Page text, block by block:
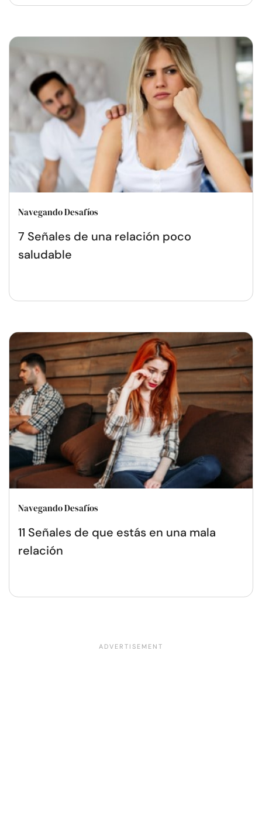
Navegando Desafíos
7 Señales de una relación poco
saludable
Navegando Desafíos
11 Señales de que estás en una mala
relación